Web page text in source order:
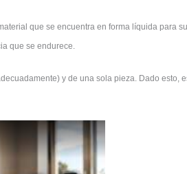
que se encuentra en forma líquida para
que se endurece.
y de una sola pieza. Dado